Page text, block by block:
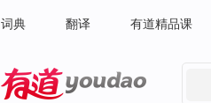
词典 翻译 有道精品课